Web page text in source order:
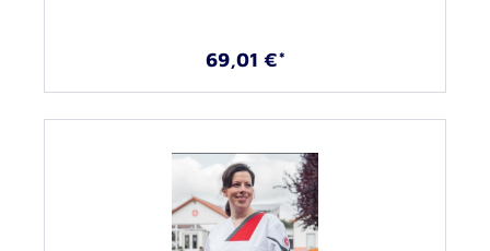
69,01 €*